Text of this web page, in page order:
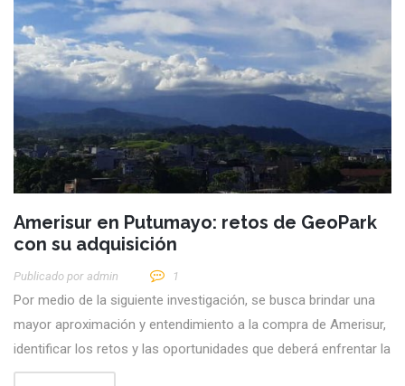
Amerisur en Putumayo: retos de GeoPark
con su adquisición
Publicado por Admin 1
Por medio de la siguiente investigación, se busca brindar una
mayor aproximación y entendimiento a la compra de Amerisur,
identificar los retos y las oportunidades que deberá enfrentar la